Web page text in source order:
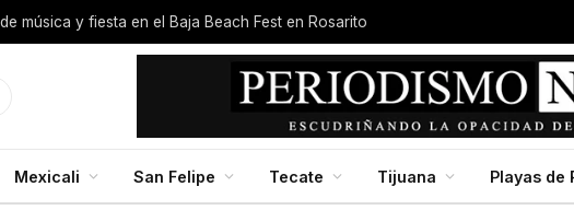
música y fiesta en el Baja Beach Fest en Rosarito
Mexicali San Felipe Tecate Tijuana Playas de